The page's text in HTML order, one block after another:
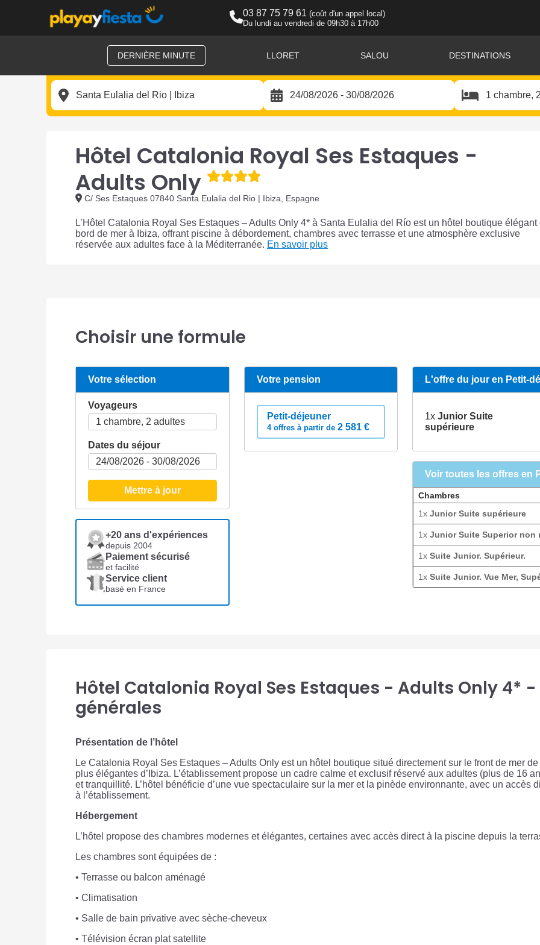
03 87 75 79 61 (coût d'un appel local)
Du lundi au vendredi de 09h30 à 17h00
DERNIÈRE MINUTE LLORET SALOU DESTINATIONS
Hôtel Catalonia Royal Ses Estaques -
Adults Only
C/ Ses Estaques 07840 Santa Eulalia del Rio | Ibiza, Espagne
L’Hôtel Catalonia Royal Ses Estaques – Adults Only 4* à Santa Eulalia del Río est un hôtel boutique élégant
bord de mer à Ibiza, offrant piscine à débordement, chambres avec terrasse et une atmosphère exclusive
réservée aux adultes face à la Méditerranée. En savoir plus
Choisir une formule
Votre sélection
Voyageurs
Dates du séjour
Mettre à jour
+20 ans d'expériences
depuis 2004
Paiement sécurisé
et facilité
Service client
basé en France
Votre pension
Petit-déjeuner
4 offres à partir de 2 581 €
L'offre du jour en Petit-
1x Junior Suite
supérieure
Voir toutes les offres en
Chambres
1x Junior Suite supérieure
1x Junior Suite Superior non
1x Suite Junior. Supérieur.
1x Suite Junior. Vue Mer,
Hôtel Catalonia Royal Ses Estaques - Adults Only 4*
générales
Présentation de l’hôtel
Le Catalonia Royal Ses Estaques – Adults Only est un hôtel boutique situé directement sur le front de mer
plus élégantes d’Ibiza. L’établissement propose un cadre calme et exclusif réservé aux adultes (plus de 16
et tranquillité. L’hôtel bénéficie d’une vue spectaculaire sur la mer et la pinède environnante, avec un accès
à l’établissement.
Hébergement
L’hôtel propose des chambres modernes et élégantes, certaines avec accès direct à la piscine depuis la
Les chambres sont équipées de :
• Terrasse ou balcon aménagé
• Climatisation
• Salle de bain privative avec sèche-cheveux
• Télévision écran plat satellite